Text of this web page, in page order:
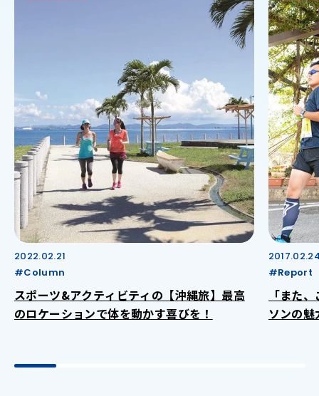
2022.02.21
#Column
スポーツ&アクティビティの【沖縄旅】最高
のロケーションで体を動かす喜びを！
#Report
「また
ソンの魅